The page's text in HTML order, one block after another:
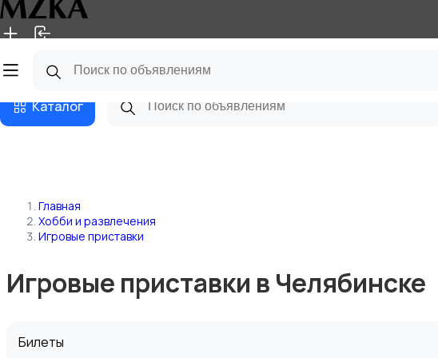
Главная Магазины
Каталог
Главная
Хобби и развлечения
Игровые приставки
Игровые приставки в Челябинске
Билеты